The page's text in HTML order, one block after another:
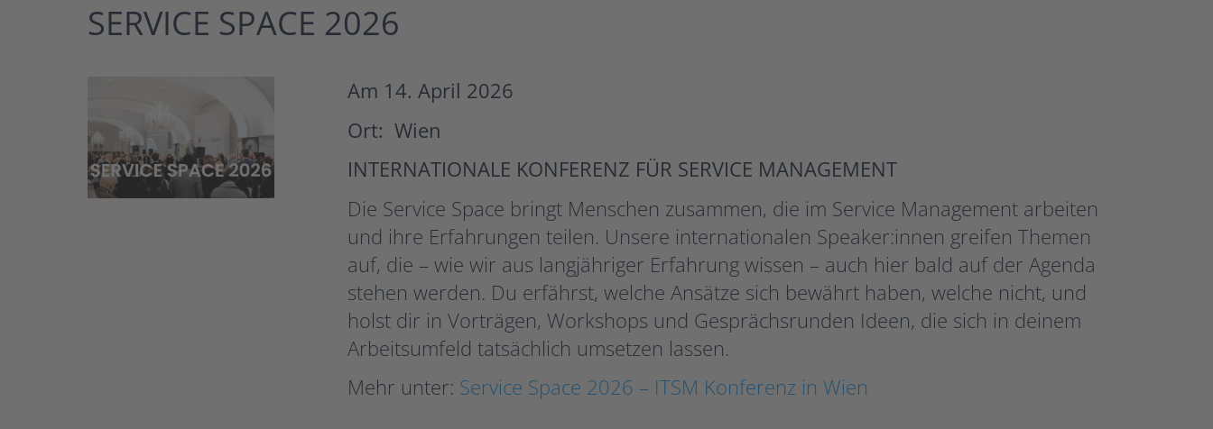
SERVICE SPACE 2026
Am 14. April 2026
Ort: Wien
INTERNATIONALE KONFERENZ FÜR SERVICE MANAGEMENT
Die Service Space bringt Menschen zusammen, die im Service Management arbeiten
und ihre Erfahrungen teilen. Unsere internationalen Speaker:innen greifen Themen
auf, die – wie wir aus langjähriger Erfahrung wissen – auch hier bald auf der Agenda
stehen werden. Du erfährst, welche Ansätze sich bewährt haben, welche nicht, und
holst dir in Vorträgen, Workshops und Gesprächsrunden Ideen, die sich in deinem
Arbeitsumfeld tatsächlich umsetzen lassen.
Mehr unter: Service Space 2026 – ITSM Konferenz in Wien